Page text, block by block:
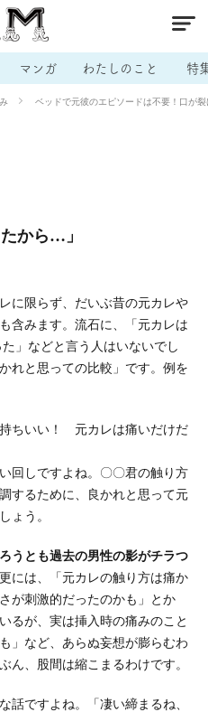
マンガ わたしのこと 特
ベッドで元彼のエピソードは不要！口が
から…」
に限らず、だいぶ昔の元カレや
含みます。流石に、「元カレは
」などと言う人はいないでし
れと思っての比較」です。例を
持ちいい！ 元カレは痛いだけだ
回しですよね。〇〇君の触り方
するために、良かれと思って元
ょう。
うとも過去の男性の影がチラつ
更には、「元カレの触り方は痛か
が刺激的だったのかも」とか
るが、実は挿入時の痛みのこと
」など、あらぬ妄想が膨らむわ
ん、股間は縮こまるわけです。
話ですよね。「凄い締まるね、
# セフレ
# マッチングアプリ
# イケない